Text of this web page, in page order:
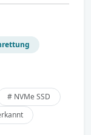
# NVMe SSD